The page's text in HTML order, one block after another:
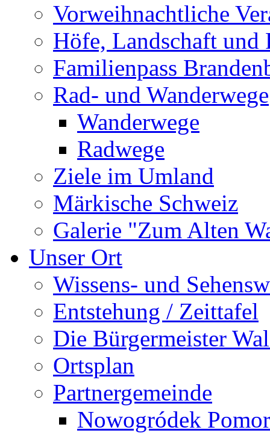
Vorweihnachtliche
Höfe, Landschaft und
Familienpass
Rad- und Wanderwege
Wanderwege
Radwege
Ziele im Umland
Märkische Schweiz
Galerie "Zum Alten
Unser Ort
Wissens- und
Entstehung / Zeittafel
Die Bürgermeister
Ortsplan
Partnergemeinde
Nowogródek